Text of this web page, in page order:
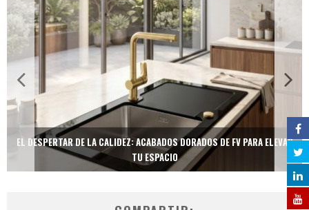
EL DESPERTAR DE LA CALIDEZ: ACABADOS DORADOS DE FV PARA ELEVAR
TU ESPACIO